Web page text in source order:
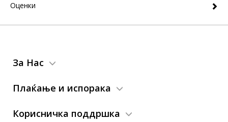
Оценки
За Нас
Плаќање и испорака
Корисничка поддршка